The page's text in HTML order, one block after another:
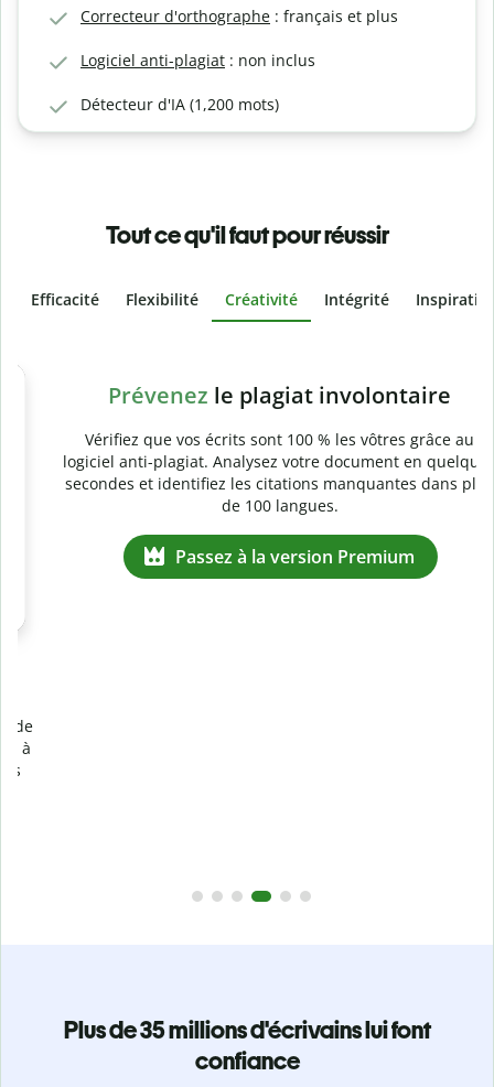
Correcteur d'orthographe : français et plus
Logiciel anti-plagiat : non inclus
Détecteur d'IA (1,200 mots)
Tout ce qu'il faut pour réussir
Efficacité Flexibilité Créativité Intégrité
Slide 4 of 6
Plus de 35 millions d'écrivains lui font
confiance